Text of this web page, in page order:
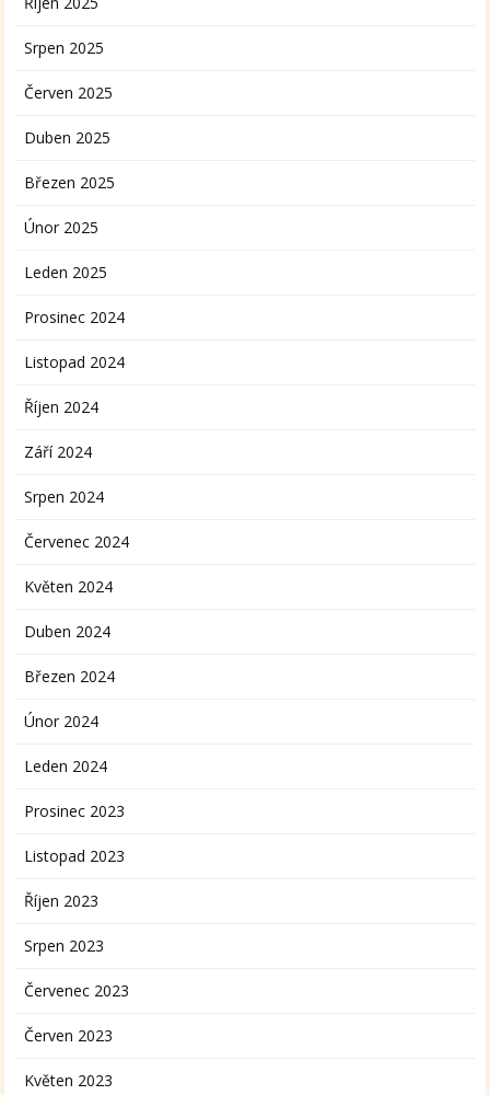
Srpen 2025
Červen 2025
Duben 2025
Březen 2025
Únor 2025
Leden 2025
Prosinec 2024
Listopad 2024
Říjen 2024
Září 2024
Srpen 2024
Červenec 2024
Květen 2024
Duben 2024
Březen 2024
Únor 2024
Leden 2024
Prosinec 2023
Listopad 2023
Říjen 2023
Srpen 2023
Červenec 2023
Červen 2023
Květen 2023